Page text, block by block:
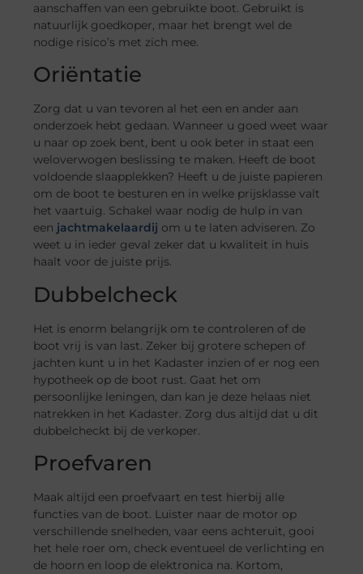
aanschaffen van een gebruikte boot. Gebruikt is
natuurlijk goedkoper, maar het brengt wel de
nodige risico’s met zich mee.
Oriëntatie
Zorg dat u van tevoren al het een en ander aan
onderzoek hebt gedaan. Wanneer u goed weet waar
u naar op zoek bent, bent u ook beter in staat een
weloverwogen beslissing te maken. Heeft de boot
voldoende slaapplekken? Heeft u de juiste papieren
om de boot te besturen en in welke prijsklasse valt
het vaartuig. Schakel waar nodig de hulp in van
een jachtmakelaardij om u te laten adviseren. Zo
weet u in ieder geval zeker dat u kwaliteit in huis
haalt voor de juiste prijs.
Dubbelcheck
Het is enorm belangrijk om te controleren of de
boot vrij is van last. Zeker bij grotere schepen of
jachten kunt u in het Kadaster inzien of er nog een
hypotheek op de boot rust. Gaat het om
persoonlijke leningen, dan kan je deze helaas niet
natrekken in het Kadaster. Zorg dus altijd dat u dit
dubbelcheckt bij de verkoper.
Proefvaren
Maak altijd een proefvaart en test hierbij alle
functies van de boot. Luister naar de motor op
verschillende snelheden, vaar eens achteruit, gooi
het hele roer om, check eventueel de verlichting en
de hoorn en loop de elektronica na. Kortom,